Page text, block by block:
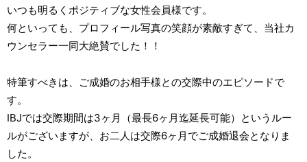
いつも明るくポジティブな女性会員様です。
何といっても、プロフィール写真の笑顔が素敵すぎて、当社カ
ウンセラー一同大絶賛でした！！
特筆すべきは、ご成婚のお相手様との交際中のエピソードで
す。
IBJでは交際期間は3ヶ月（最長6ヶ月迄延長可能）というルー
ルがございますが、お二人は交際6ヶ月でご成婚退会となりま
した。